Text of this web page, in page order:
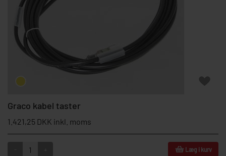
Graco kabel taster
1.421,25 DKK inkl. moms
Læg i kurv